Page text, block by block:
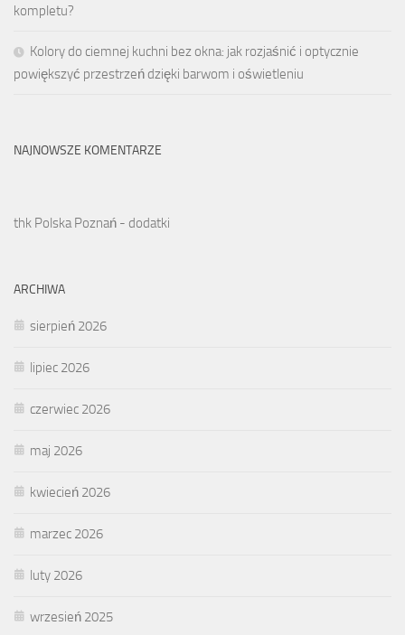
kompletu?
Kolory do ciemnej kuchni bez okna: jak rozjaśnić i optycznie
powiększyć przestrzeń dzięki barwom i oświetleniu
NAJNOWSZE KOMENTARZE
thk Polska Poznań - dodatki
ARCHIWA
sierpień 2026
lipiec 2026
czerwiec 2026
maj 2026
kwiecień 2026
marzec 2026
luty 2026
wrzesień 2025